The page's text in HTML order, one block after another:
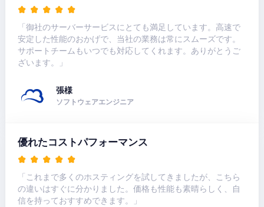
「御社のサーバーサービスにとても満足しています。高速で
安定した性能のおかげで、当社の業務は常にスムーズです。
サポートチームもいつでも対応してくれます。ありがとうご
ざいます。」
張様
ソフトウェアエンジニア
優れたコストパフォーマンス
「これまで多くのホスティングを試してきましたが、こちら
の違いはすぐに分かりました。価格も性能も素晴らしく、自
信を持っておすすめできます。」